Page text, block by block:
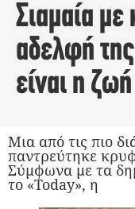
Σιαμαία
αδελφή
είναι η
Μια από τις πιο
παντρεύτηκε
Σύμφωνα με τα
το «Today», η